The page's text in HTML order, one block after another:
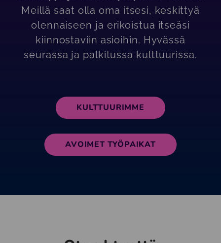
Meillä saat olla oma itsesi, keskittyä
olennaiseen ja erikoistua itseäsi
kiinnostaviin asioihin. Hyvässä
seurassa ja palkitussa kulttuurissa.
KULTTUURIMME
AVOIMET TYÖPAIKAT